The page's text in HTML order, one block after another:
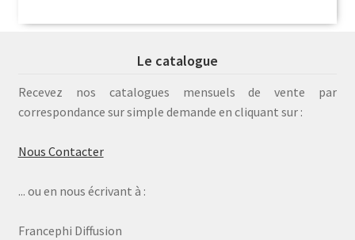
Le catalogue
Recevez nos catalogues mensuels de vente par
correspondance sur simple demande en cliquant sur :
Nous Contacter
... ou en nous écrivant à :
Francephi Diffusion